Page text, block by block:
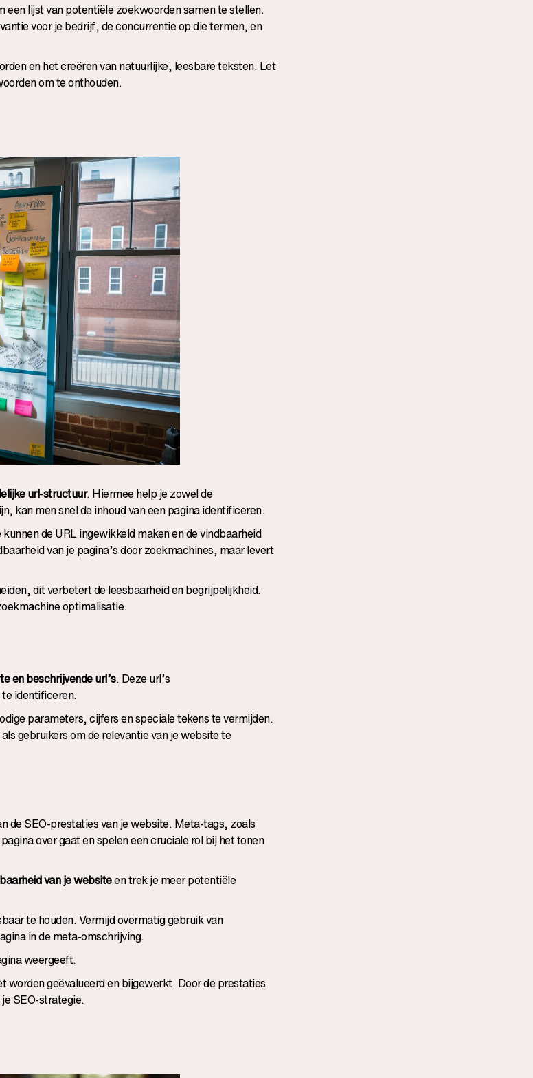
een lijst van potentiële zoekwoorden samen te stellen.
voor je bedrijf, de concurrentie op die termen, en
en het creëren van natuurlijke, leesbare teksten. Let
om te onthouden.
url-structuur. Hiermee help je zowel de
kan men snel de inhoud van een pagina identificeren.
de URL ingewikkeld maken en de vindbaarheid
van je pagina’s door zoekmachines, maar levert
dit verbetert de leesbaarheid en begrijpelijkheid.
optimalisatie.
en beschrijvende url’s. Deze url’s
identificeren.
parameters, cijfers en speciale tekens te vermijden.
gebruikers om de relevantie van je website te
de SEO-prestaties van je website. Meta-tags, zoals
over gaat en spelen een cruciale rol bij het tonen
van je websiteen trek je meer potentiële
te houden. Vermijd overmatig gebruik van
in de meta-omschrijving.
weergeeft.
geëvalueerd en bijgewerkt. Door de prestaties
SEO-strategie.